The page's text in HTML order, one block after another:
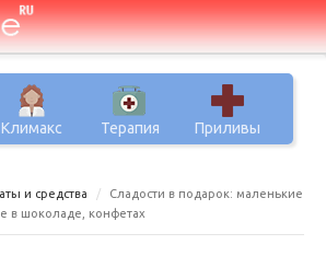
Климакс Терапия Приливы
и средства
Сладости в подарок: маленькие
в шоколаде, конфетах